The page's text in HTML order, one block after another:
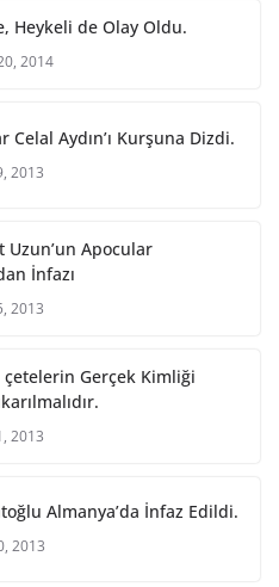
Heykeli de Olay Oldu.
2014
Celal Aydın’ı Kurşuna Dizdi.
2013
Uzun’un Apocular
İnfazı
2013
çetelerin Gerçek Kimliği
2013
Almanya’da İnfaz Edildi.
2013